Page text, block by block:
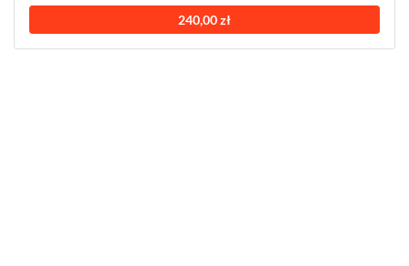
240,00 zł